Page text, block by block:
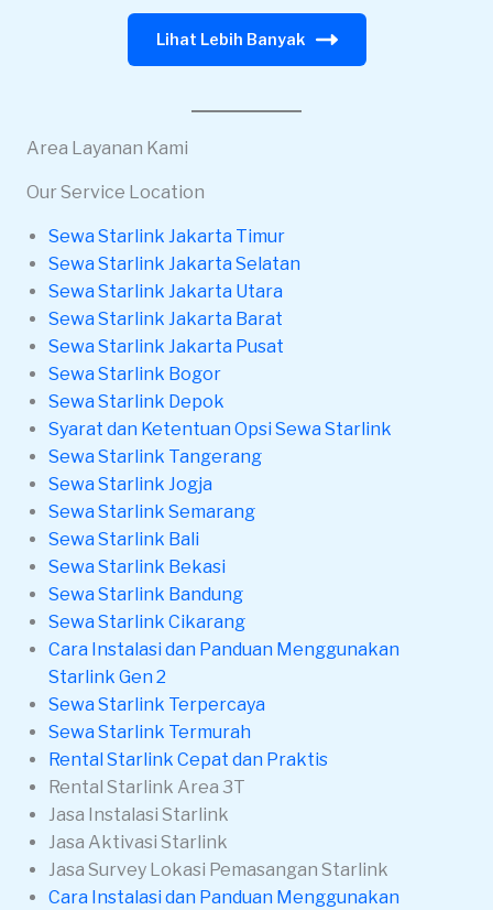
Lihat Lebih Banyak
Area Layanan Kami
Our Service Location
Sewa Starlink Jakarta Timur
Sewa Starlink Jakarta Selatan
Sewa Starlink Jakarta Utara
Sewa Starlink Jakarta Barat
Sewa Starlink Jakarta Pusat
Sewa Starlink Bogor
Sewa Starlink Depok
Syarat dan Ketentuan Opsi Sewa Starlink
Sewa Starlink Tangerang
Sewa Starlink Jogja
Sewa Starlink Semarang
Sewa Starlink Bali
Sewa Starlink Bekasi
Sewa Starlink Bandung
Sewa Starlink Cikarang
Cara Instalasi dan Panduan Menggunakan
Starlink Gen 2
Sewa Starlink Terpercaya
Sewa Starlink Termurah
Rental Starlink Cepat dan Praktis
Rental Starlink Area 3T
Jasa Instalasi Starlink
Jasa Aktivasi Starlink
Jasa Survey Lokasi Pemasangan Starlink
Cara Instalasi dan Panduan Menggunakan